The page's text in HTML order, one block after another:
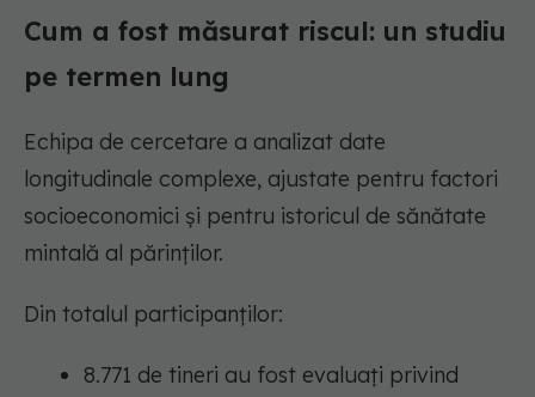
Cum a fost măsurat riscul: un studiu
pe termen lung
Echipa de cercetare a analizat date
longitudinale complexe, ajustate pentru factori
socioeconomici și pentru istoricul de sănătate
mintală al părinților.
Din totalul participanților:
8.771 de tineri au fost evaluați privind